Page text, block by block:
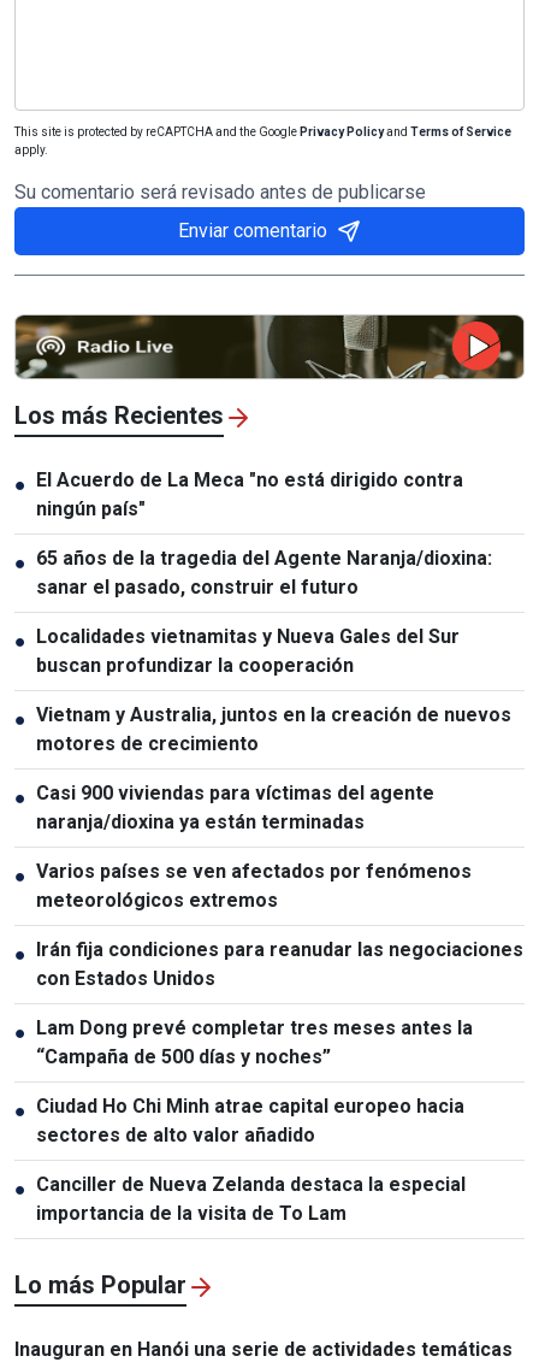
This site is protected by reCAPTCHA and the Google Privacy Policyand Terms of Service
apply.
Su comentario será revisado antes de publicarse
Enviar comentario
Los más Recientes
● El Acuerdo de La Meca "no está dirigido contra
ningún país"
● 65 años de la tragedia del Agente Naranja/dioxina:
sanar el pasado, construir el futuro
● Localidades vietnamitas y Nueva Gales del Sur
buscan profundizar la cooperación
● Vietnam y Australia, juntos en la creación de nuevos
motores de crecimiento
● Casi 900 viviendas para víctimas del agente
naranja/dioxina ya están terminadas
● Varios países se ven afectados por fenómenos
meteorológicos extremos
● Irán fija condiciones para reanudar las negociaciones
con Estados Unidos
● Lam Dong prevé completar tres meses antes la
“Campaña de 500 días y noches”
● Ciudad Ho Chi Minh atrae capital europeo hacia
sectores de alto valor añadido
● Canciller de Nueva Zelanda destaca la especial
importancia de la visita de To Lam
Lo más Popular
Inauguran en Hanói una serie de actividades temáticas